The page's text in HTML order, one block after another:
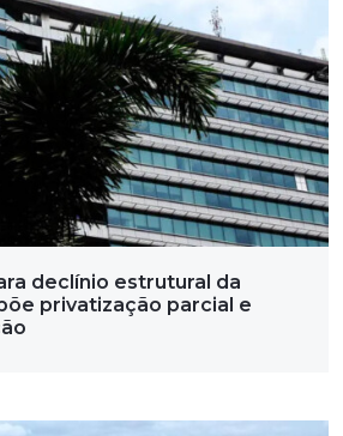
declínio estrutural da
privatização parcial e